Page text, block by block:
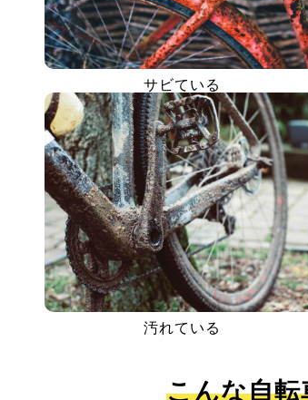
サビている
汚れている
こんな自